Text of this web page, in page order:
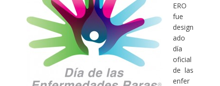
ERO
fue
design
ado
día
oficial
de las
enfer